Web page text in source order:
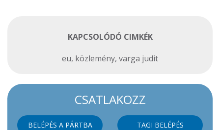
KAPCSOLÓDÓ CIMKÉK
eu, közlemény, varga judit
CSATLAKOZZ
BELÉPÉS A PÁRTBA TAGI BELÉPÉS